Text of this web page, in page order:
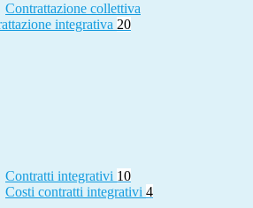
Contrattazione collettiva
integrativa 20
Contratti integrativi 10
Costi contratti integrativi 4